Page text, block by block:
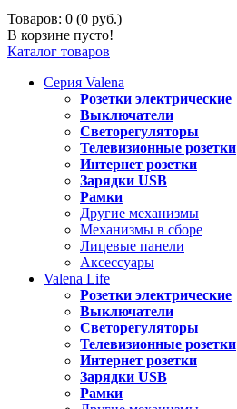
Товаров: 0 (0 руб.)
В корзине пусто!
Каталог товаров
Серия Valena
Розетки электрические
Выключатели
Светорегуляторы
Телевизионные розетки
Интернет розетки
Зарядки USB
Рамки
Другие механизмы
Механизмы в сборе
Лицевые панели
Аксессуары
Valena Life
Розетки электрические
Выключатели
Светорегуляторы
Телевизионные розетки
Интернет розетки
Зарядки USB
Рамки